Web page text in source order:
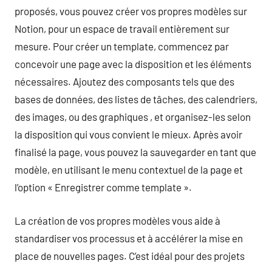
proposés, vous pouvez créer vos propres modèles sur
Notion, pour un espace de travail entièrement sur
mesure. Pour créer un template, commencez par
concevoir une page avec la disposition et les éléments
nécessaires. Ajoutez des composants tels que des
bases de données, des listes de tâches, des calendriers,
des images, ou des graphiques , et organisez-les selon
la disposition qui vous convient le mieux. Après avoir
finalisé la page, vous pouvez la sauvegarder en tant que
modèle, en utilisant le menu contextuel de la page et
l’option « Enregistrer comme template ».
La création de vos propres modèles vous aide à
standardiser vos processus et à accélérer la mise en
place de nouvelles pages. C’est idéal pour des projets